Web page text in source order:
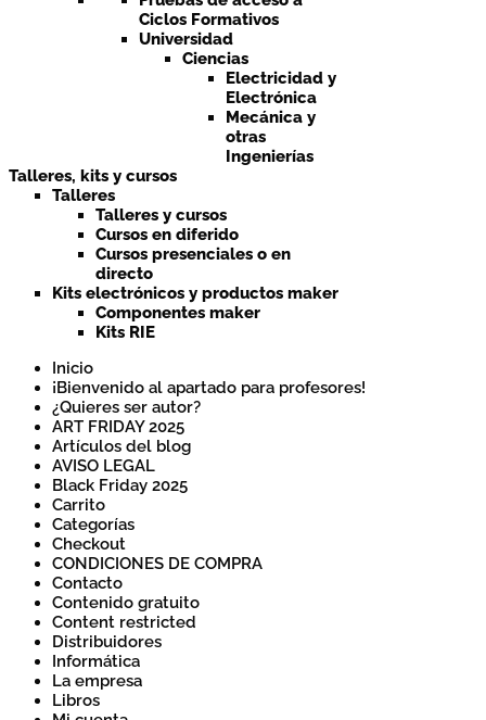
Ciclos Formativos
Universidad
Ciencias
Electricidad y
Electrónica
Mecánica y
otras
Ingenierías
Talleres, kits y cursos
Talleres
Talleres y cursos
Cursos en diferido
Cursos presenciales o en
directo
Kits electrónicos y productos maker
Componentes maker
Kits RIE
Inicio
¡Bienvenido al apartado para profesores!
¿Quieres ser autor?
ART FRIDAY 2025
Artículos del blog
AVISO LEGAL
Black Friday 2025
Carrito
Categorías
Checkout
CONDICIONES DE COMPRA
Contacto
Contenido gratuito
Content restricted
Distribuidores
Informática
La empresa
Libros